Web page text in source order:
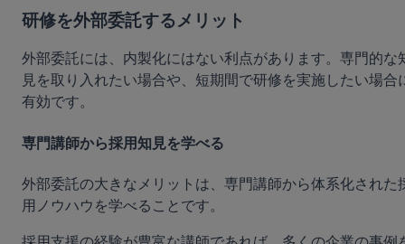
研修を外部委託するメリット
外部委託には、内製化にはない利点があります。専門的な
見を取り入れたい場合や、短期間で研修を実施したい場合
有効です。
専門講師から採用知見を学べる
外部委託の大きなメリットは、専門講師から体系化された
用ノウハウを学べることです。